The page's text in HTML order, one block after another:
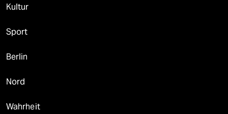
Kultur
Sport
Berlin
Nord
Wahrheit